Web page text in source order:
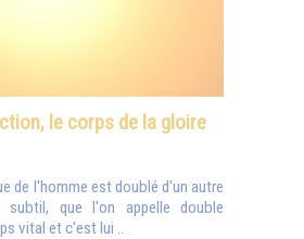
le corps de la gloire
de l'homme est doublé d'un autre
subtil, que l'on appelle double
vital et c'est lui ..